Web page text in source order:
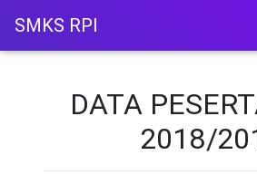
SMKS RPI
DATA
2018/